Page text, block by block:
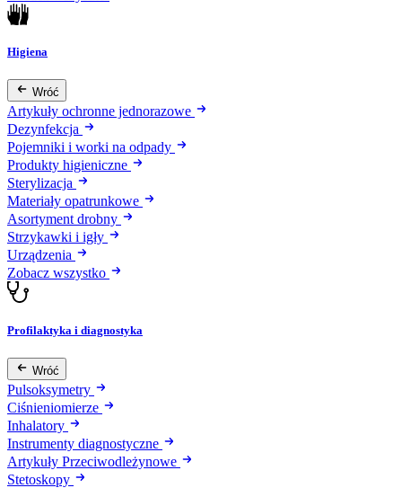
Higiena
Wróć
Artykuły ochronne jednorazowe
Dezynfekcja
Pojemniki i worki na odpady
Produkty higieniczne
Sterylizacja
Materiały opatrunkowe
Asortyment drobny
Strzykawki i igły
Urządzenia
Zobacz wszystko
Profilaktyka i diagnostyka
Wróć
Pulsoksymetry
Ciśnieniomierze
Inhalatory
Instrumenty diagnostyczne
Artykuły Przeciwodleżynowe
Stetoskopy